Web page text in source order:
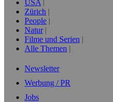
USA
Zürich
People
Natur
Filme und Serien
Alle Themen
Newsletter
Werbung / PR
Jobs